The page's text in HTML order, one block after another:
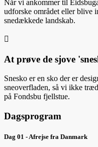
Når vi ankommer til
udforske området eller blive
snedækkede landskab.

At prøve de sjove
Snesko er en sko der er
sneoverfladen, så vi ikke
på Fondsbu fjellstue.
Dagsprogram
Dag 01 - Afrejse fra Danmark